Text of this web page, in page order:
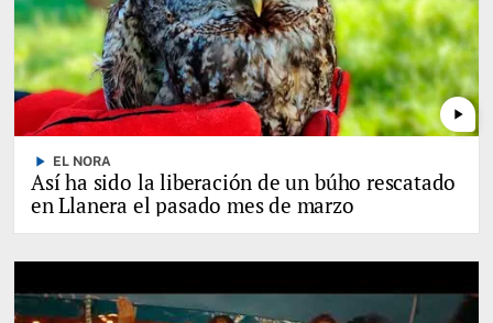
play_arrow
play_arrow EL NORA
Así ha sido la liberación de un búho rescatado
en Llanera el pasado mes de marzo